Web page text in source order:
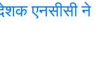
एनसीसी ने